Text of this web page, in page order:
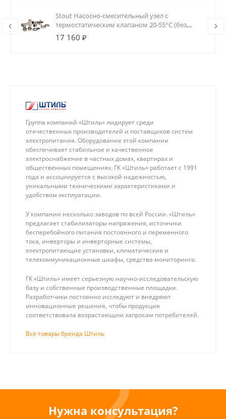
Stout Насосно-смесительный узел с
термостатическим клапаном 20-55°C (без
насоса)
17 160 ₽
Группа компаний «Штиль» лидирует среди
отечественных производителей и поставщиков систем
электропитания. Оборудование этой компании
обеспечивает стабильное и качественное
электроснабжение в частных домах, квартирах и
общественных помещениях. ГК «Штиль» работает с 1991
года и ассоциируется с высокой надежностью,
уникальными техническими характеристиками и
удобством эксплуатации.
У компании несколько заводов по всей России. «Штиль»
предлагает стабилизаторы напряжения, источники
бесперебойного питания постоянного и переменного
тока, инверторы и инверторные системы,
электропитающие установки, климатические и
телекоммуникационные шкафы, средства мониторинга.
ГК «Штиль» имеет серьезную научно-исследовательскую
базу и собственные производственные площадки.
Разработчики постоянно исследуют и внедряют
инновационные решения, чтобы продукция
соответствовала возрастающим запросам потребителей.
Все товары бренда Штиль
Нужна консультация?